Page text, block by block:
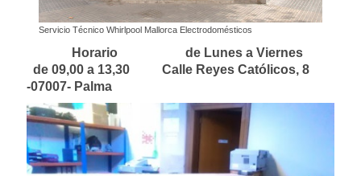
Servicio Técnico Whirlpool Mallorca Electrodomésticos
Horario de Lunes a Viernes
de 09,00 a 13,30 Calle Reyes Católicos, 8
-07007- Palma